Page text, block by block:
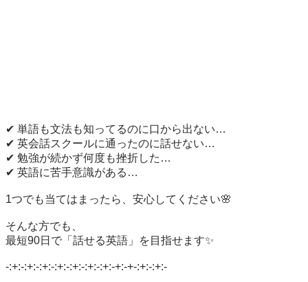
✔ 単語も文法も知ってるのに口から出ない…
✔ 英会話スクールに通ったのに話せない…
✔ 勉強が続かず何度も挫折した…
✔ 英語に苦手意識がある…
1つでも当てはまったら、安心してください🌸
そんな方でも、
最短90日で「話せる英語」を目指せます✨
-:+:-:+:-:+:-:+:-:+:-:+:-:+:-+:-+-:+:-:+:-